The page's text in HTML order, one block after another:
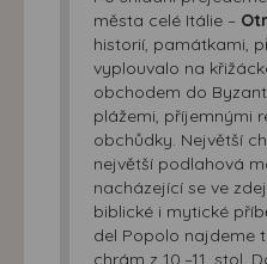
města celé Itálie –
historií, památkami,
vyplouvalo na
obchodem do
plážemi, příjemnými
obchůdky. Největší
největší podlahová
nacházející se ve
biblické i mytické
del Popolo najdeme
chrám z 10.–11. stol.